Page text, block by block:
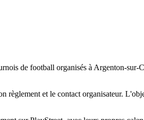
de football organisés à Argenton-sur-
et le contact organisateur.